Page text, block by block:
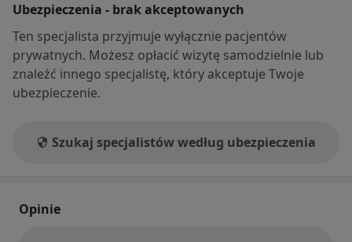
Ubezpieczenia - brak akceptowanych
Ten specjalista przyjmuje wyłącznie pacjentów
prywatnych. Możesz opłacić wizytę samodzielnie lub
znaleźć innego specjalistę, który akceptuje Twoje
ubezpieczenie.
Szukaj specjalistów według ubezpieczenia
Opinie